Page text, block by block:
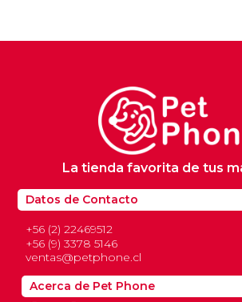
Datos de Contacto
+56 (2) 22469512
+56 (9) 3378 5146
ventas@petphone.cl
La tienda favorita de tus
Acerca de Pet Phone